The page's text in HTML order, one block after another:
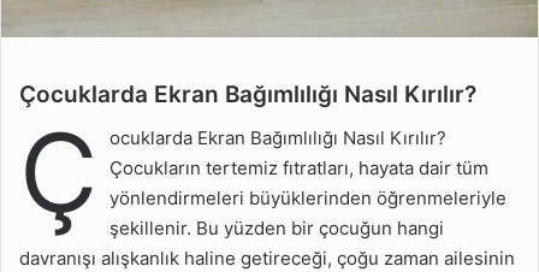
Çocuklarda Ekran
Ekran Süresi Nasıl
Sınırlandırılır?
Oyun Bağımlılığı Nasıl
Önlenir?
Çocuklarda Ekran Bağımlılığı Nasıl Kırılır?
Ç
ocuklarda Ekran Bağımlılığı Nasıl Kırılır?
Çocukların tertemiz fıtratları, hayata dair tüm
yönlendirmeleri büyüklerinden öğrenmeleriyle
şekillenir. Bu yüzden bir çocuğun hangi
davranışı alışkanlık haline getireceği, çoğu zaman ailesinin